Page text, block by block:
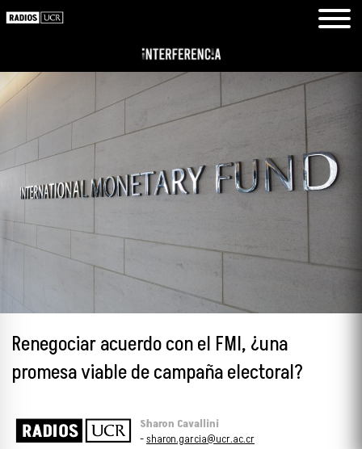
Renegociar acuerdo con el FMI, ¿una
promesa viable de campaña electoral?
Sharon Cavallini
-sharon.garcia@ucr.ac.cr